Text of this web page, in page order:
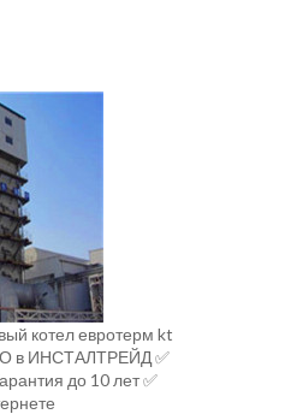
котел евротерм kt
в ИНСТАЛТРЕЙД ✅
до 10 лет ✅